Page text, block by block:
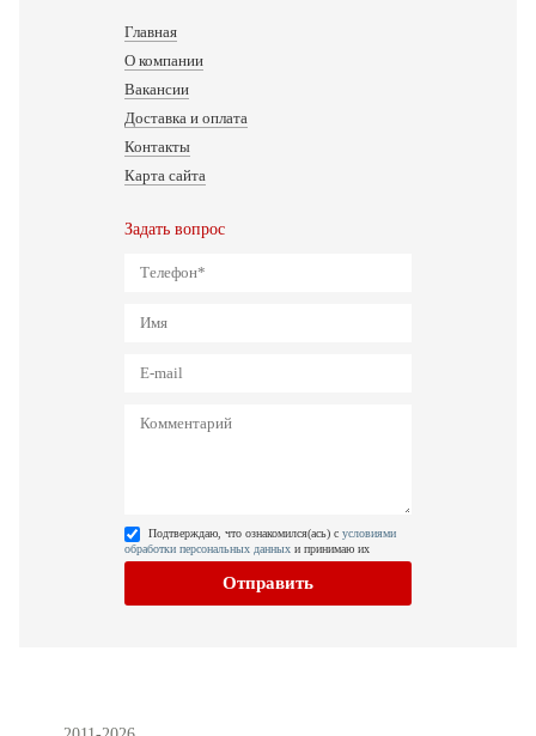
Главная
О компании
Вакансии
Доставка и оплата
Контакты
Карта сайта
Задать вопрос
Подтверждаю, что ознакомился(ась) с условиями
обработки персональных данных и принимаю их
Отправить